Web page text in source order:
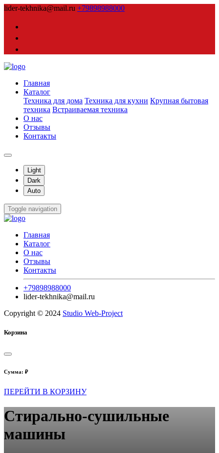
lider-tekhnika@mail.ru +79898988000
Главная
Каталог
Техника для дома Техника для кухни Крупная бытовая
техника Встраиваемая техника
О нас
Отзывы
Контакты
Light
Dark
Auto
Toggle navigation
Главная
Каталог
О нас
Отзывы
Контакты
+79898988000
lider-tekhnika@mail.ru
Copyright © 2024 Studio Web-Project
Корзина
Сумма: ₽
ПЕРЕЙТИ В КОРЗИНУ
Стирально-сушильные
машины